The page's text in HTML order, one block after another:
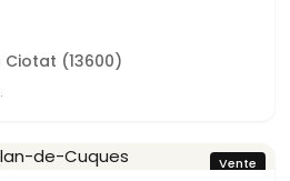
(13600)
Vente